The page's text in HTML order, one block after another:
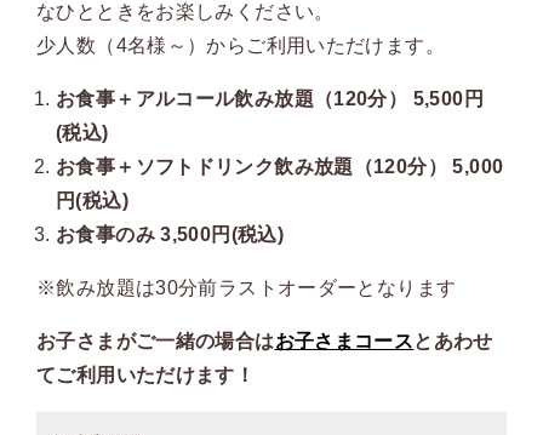
なひとときをお楽しみください。
少人数（4名様～）からご利用いただけます。
お食事＋アルコール飲み放題（120分） 5,500円
(税込)
お食事＋ソフトドリンク飲み放題（120分） 5,000
円(税込)
お食事のみ 3,500円(税込)
※飲み放題は30分前ラストオーダーとなります
お子さまがご一緒の場合はお子さまコースとあわせ
てご利用いただけます！